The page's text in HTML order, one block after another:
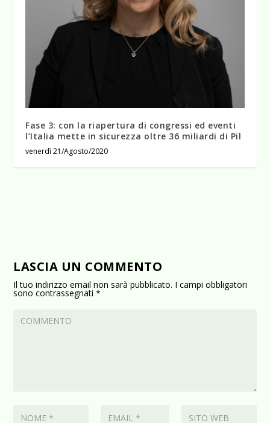
Fase 3: con la riapertura di congressi ed eventi
l’Italia mette in sicurezza oltre 36 miliardi di Pil
venerdì 21/Agosto/2020
LASCIA UN COMMENTO
Il tuo indirizzo email non sarà pubblicato. I campi obbligatori
sono contrassegnati*